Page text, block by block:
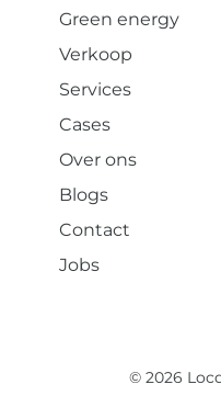
Green energy
Verkoop
Services
Cases
Over ons
Blogs
Contact
Jobs
© 2026